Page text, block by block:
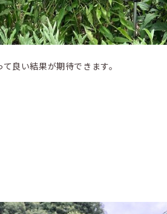
良い結果が期待できます。